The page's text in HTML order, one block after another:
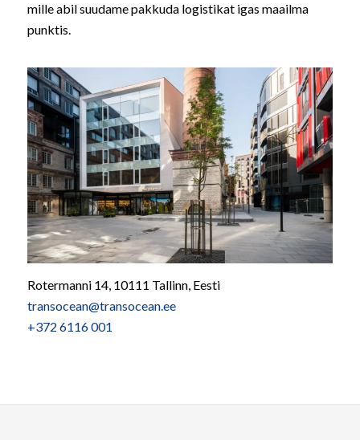
mille abil suudame pakkuda logistikat igas maailma
punktis.
Rotermanni 14, 10111 Tallinn, Eesti
transocean@transocean.ee
+372 6116 001